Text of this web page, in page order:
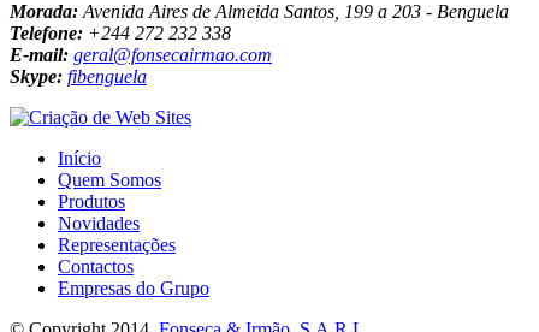
Morada: Avenida Aires de Almeida Santos, 199 a 203 - Benguela
Telefone: +244 272 232 338
E-mail: geral@fonsecairmao.com
Skype: fibenguela
Início
Quem Somos
Produtos
Novidades
Representações
Contactos
Empresas do Grupo